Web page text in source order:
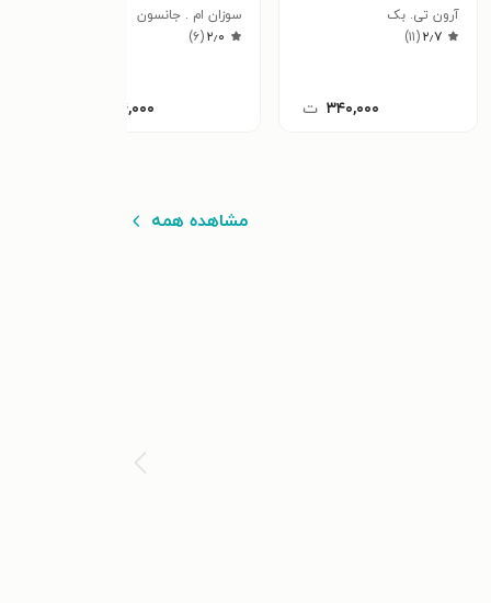
شخصیت
آرون تی. بک
۲٫۷(۱۱)
۳۴۰,۰۰۰ ت
سوزان ام . جانسون
۲٫۰(۶)
۳۴,۰۰۰
مشاهده همه